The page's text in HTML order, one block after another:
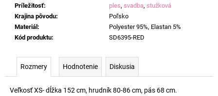
Príležitosť: ples, svadba, stužková
Krajina pôvodu:
Poľsko
Materiál :
Polyester 95%, Elastan 5%
Kód produktu: SD6395-RED
Rozmery Hodnotenie Diskusia
Veľkosť XS- dĺžka 152 cm, hrudník 80-86 cm, pás 68 cm.